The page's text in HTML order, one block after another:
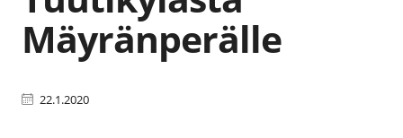
Mäyränperälle
22.1.2020